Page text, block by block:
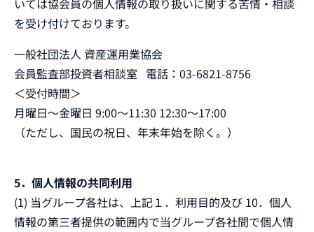
いては協会員の個人情報の取り扱いに関する苦情・相談
を受け付けております。
一般社団法人 資産運用業協会
会員監査部投資者相談室 電話：03-6821-8756
＜受付時間＞
月曜日～金曜日 9:00～11:30 12:30～17:00
（ただし、国民の祝日、年末年始を除く。）
5．個人情報の共同利用
(1) 当グループ各社は、上記１．利用目的及び 10．個人
情報の第三者提供の範囲内で当グループ各社間で個人情